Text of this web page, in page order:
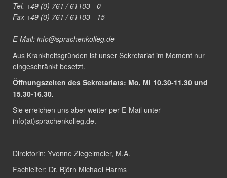
Tel. +49 (0) 761 / 61103 - 0
Fax +49 (0) 761 / 61103 - 15
E-Mail: info@sprachenkolleg.de
Aus Krankheitsgründen ist unser Sekretariat im Moment nur
eingeschränkt besetzt.
Öffnungszeiten des Sekretariats: Mo, Mi 10.30-11.30 und
15.30-16.30.
Sie erreichen uns aber weiter per E-Mail unter
info(at)sprachenkolleg.de.
Direktorin: Yvonne Ziegelmeier, M.A.
Fachleiter: Dr. Björn Michael Harms